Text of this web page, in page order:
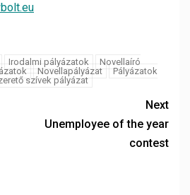
Irodalmi pályázatok
Novellaíró
Novellapályázat
Pályázatok
szívek pályázat
Next
Unemployee of the year
contest